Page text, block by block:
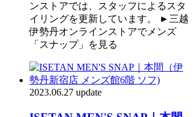
ンストアでは、スタッフによるスタ
イリングを更新しています。 ►三越
伊勢丹オンラインストアでメンズ
「スナップ」を見る
2023.06.27 update